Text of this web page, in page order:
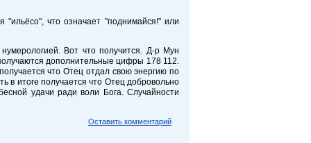
"ильёсо", что означает "поднимайся!" или
Вот что получится. Д-р Мун
дополнительные цифры 178 112.
что Отец отдал свою энергию по
в итоге получается что Отец добровольно
удачи ради воли Бога. Случайности
Оставить комментарий